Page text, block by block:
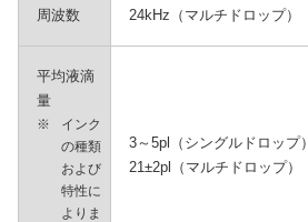
周波数
24kHz（マルチドロップ）
平均液滴
量
※
インク
の種類
および
特性に
よりま
3～5pl（シングルドロップ）
21±2pl（マルチドロップ）